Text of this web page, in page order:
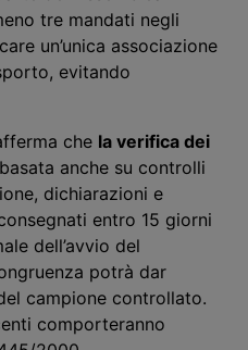
tre mandati negli
un’unica associazione
evitando
che la verifica dei
anche su controlli
dichiarazioni e
entro 15 giorni
dell’avvio del
potrà dar
campione controllato.
comporteranno